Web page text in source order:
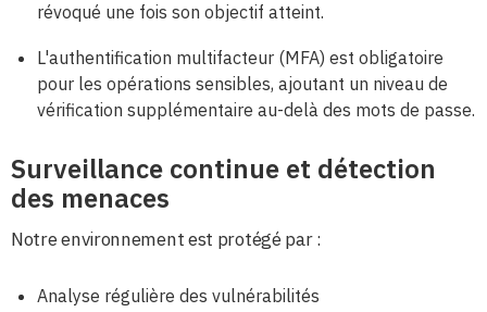
révoqué une fois son objectif atteint.
L'authentification multifacteur (MFA) est obligatoire
pour les opérations sensibles, ajoutant un niveau de
vérification supplémentaire au-delà des mots de passe.
Surveillance continue et détection
des menaces
Notre environnement est protégé par :
Analyse régulière des vulnérabilités